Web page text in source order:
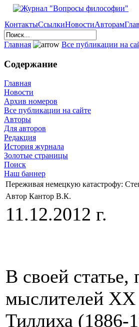
КонтактыСсылкиНовостиАвторам
Главная Все публикации на
Содержание
Главная
Новости
Архив номеров
Все публикации на сайте
Авторы
Для авторов
Редакция
История журнала
Золотые страницы
Поиск
Наш баннер
Переживая немецкую катастрофу:
Автор Кантор В.К.
11.12.2012 г.
В своей статье,
мыслителей ХХ
Тиллиха (1886-